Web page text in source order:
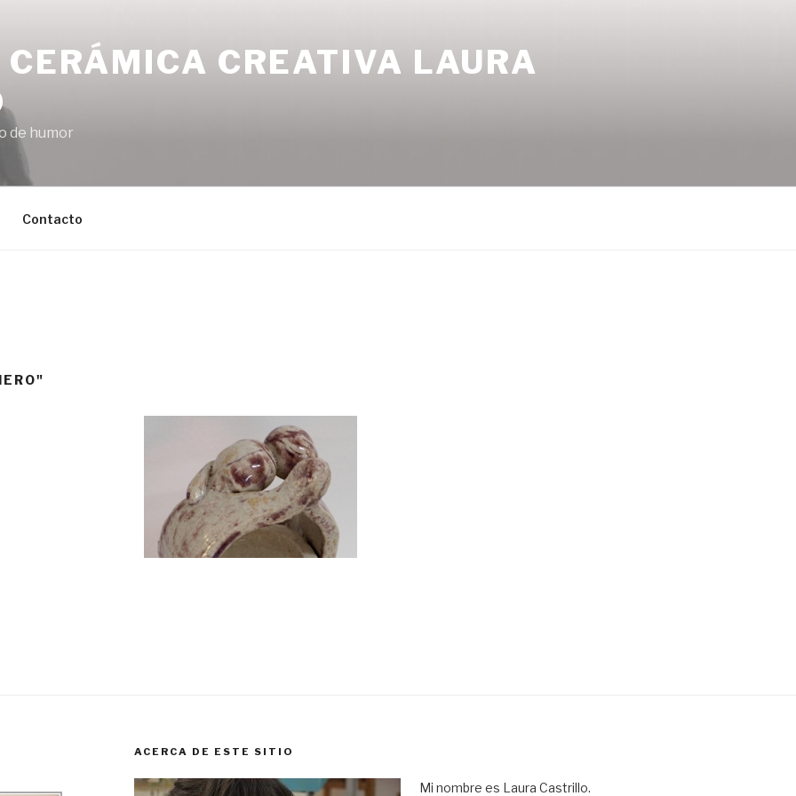
CREATIVA LAURA
de humor
Contacto
ACERCA DE ESTE SITIO
Mi nombre es Laura Castrillo.